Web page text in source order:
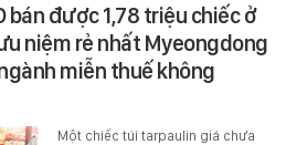
bán được 1,78 triệu chiếc ở
niệm rẻ nhất Myeongdong
miễn thuế không
Một chiếc túi tarpaulin giá chưa